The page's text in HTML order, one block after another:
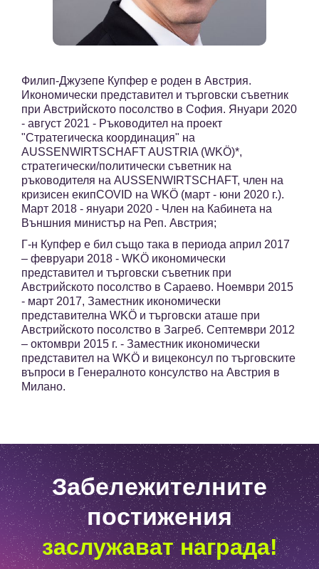
Филип-Джузепе Купфер е роден в Австрия.
Икономически представител и търговски съветник
при Австрийското посолство в София. Януари 2020
- август 2021 - Ръководител на проект
"Стратегическа координация" на
AUSSENWIRTSCHAFT AUSTRIA (WKÖ)*,
стратегически/политически съветник на
ръководителя на AUSSENWIRTSCHAFT, член на
кризисен екипCOVID на WKÖ (март - юни 2020 г.).
Март 2018 - януари 2020 - Член на Кабинета на
Външния министър на Реп. Австрия;
Г-н Купфер е бил също така в периода април 2017
– февруари 2018 - WKÖ икономически
представител и търговски съветник при
Австрийското посолство в Сараево. Ноември 2015
- март 2017, Заместник икономически
представителна WKÖ и търговски аташе при
Австрийското посолство в Загреб. Септември 2012
– октомври 2015 г. - Заместник икономически
представител на WKÖ и вицеконсул по търговските
въпроси в Генералното консулство на Австрия в
Милано.
Забележителните
постижения
заслужават награда!